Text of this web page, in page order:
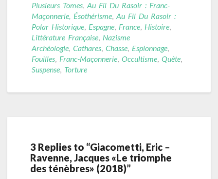
Plusieurs Tomes, Au Fil Du Rasoir : Franc-
Maçonnerie, Ésothérisme, Au Fil Du Rasoir :
Polar Historique, Espagne, France, Histoire,
Littérature Française, Nazisme
Archéologie, Cathares, Chasse, Espionnage,
Fouilles, Franc-Maçonnerie, Occultisme, Quête,
Suspense, Torture
3 Replies to “Giacometti, Eric –
Ravenne, Jacques «Le triomphe
des ténèbres» (2018)”